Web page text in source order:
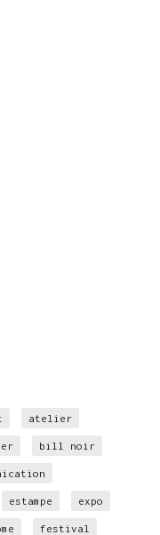
atelier
bill noir
estampe expo
festival